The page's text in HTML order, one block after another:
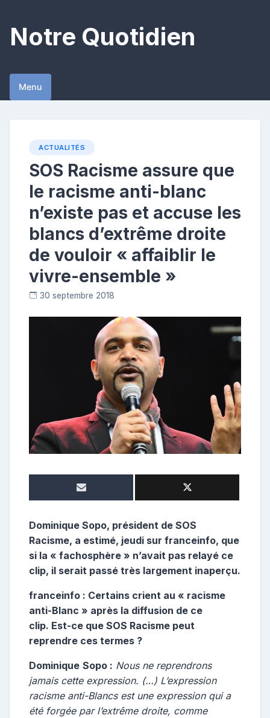
content
Notre Quotidien
Menu
ACTUALITÉS
SOS Racisme assure que
le racisme anti-blanc
n’existe pas et accuse les
blancs d’extrême droite
de vouloir « affaiblir le
vivre-ensemble »
30 septembre 2018
e
p
o
s
t
e
u
r
Dominique Sopo, président de SOS
Racisme, a estimé, jeudi sur franceinfo, que
si la « fachosphère » n’avait pas relayé ce
clip, il serait passé très largement inaperçu.
franceinfo : Certains crient au « racisme
anti-Blanc » après la diffusion de ce
clip. Est-ce que SOS Racisme peut
reprendre ces termes ?
Dominique Sopo : Nous ne reprendrons
jamais cette expression. (…) L’expression
racisme anti-Blancs est une expression qui a
été forgée par l’extrême droite, comme